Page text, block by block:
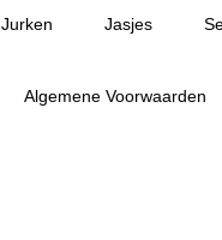
Jurken Jasjes
Algemene Voorwaarden